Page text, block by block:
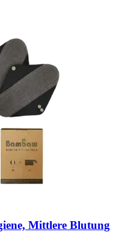
Mittlere Blutung